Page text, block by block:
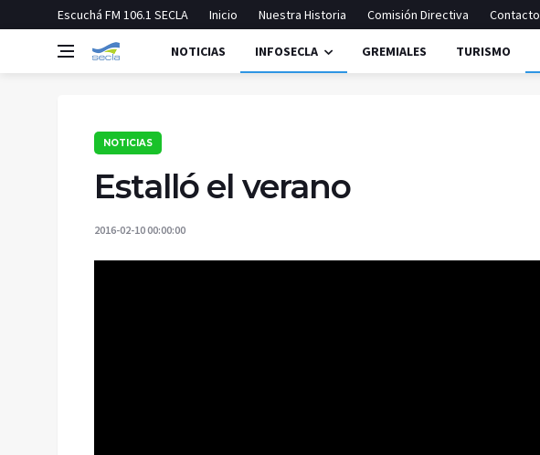
Escuchá FM 106.1 SECLA Inicio Nuestra Historia Comisión Directiva Contacto
NOTICIAS INFOSECLA GREMIALES TURISMO
NOTICIAS
Estalló el verano
2016-02-10 00:00:00